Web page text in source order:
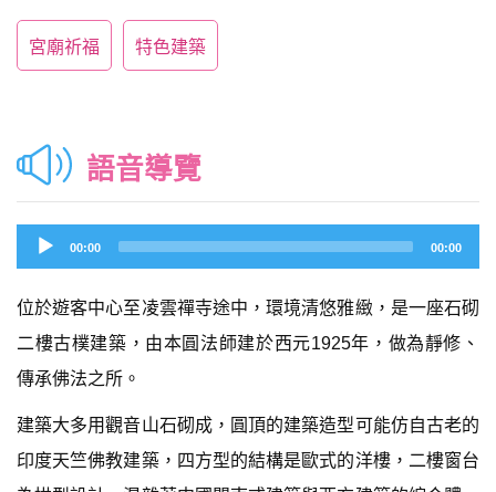
宮廟祈福 特色建築
語音導覽
Audio
Player
00:00 00:00
位於遊客中心至凌雲禪寺途中，環境清悠雅緻，是一座石砌
二樓古樸建築，由本圓法師建於西元1925年，做為靜修、
傳承佛法之所。
建築大多用觀音山石砌成，圓頂的建築造型可能仿自古老的
印度天竺佛教建築，四方型的結構是歐式的洋樓，二樓窗台